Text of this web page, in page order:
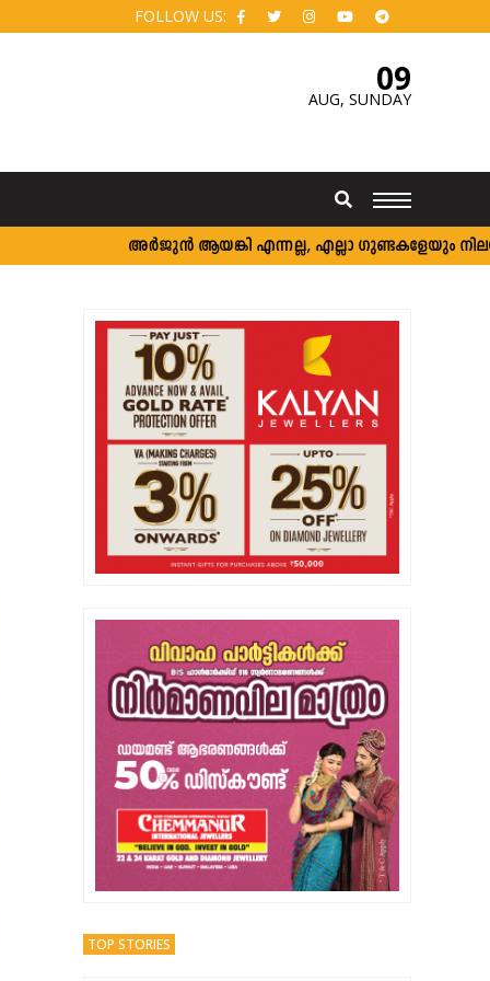
FOLLOW US:
09
AUG, SUNDAY
അര്‍ജുന്‍ ആയങ്കി എന്നല്ല, എല്ലാ ഗുണ്ടകളേയും നിലയ്ക്ക്
TOP STORIES